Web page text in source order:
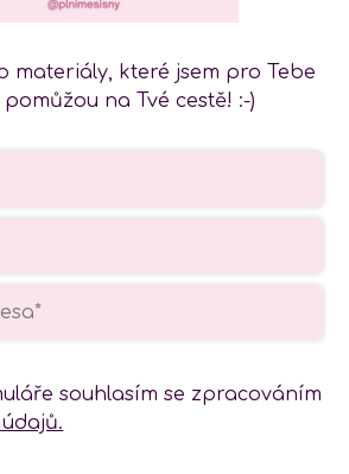
materiály, které jsem pro Tebe
na Tvé cestě! :-)
souhlasím se zpracováním